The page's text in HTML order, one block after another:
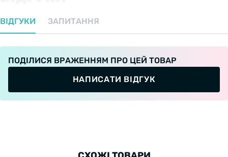
ВІДГУКИ ЗАПИТАННЯ
ПОДІЛИСЯ ВРАЖЕННЯМ ПРО ЦЕЙ ТОВАР
НАПИСАТИ ВІДГУК